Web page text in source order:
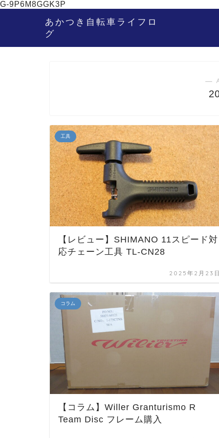
G-9P6M8GGK3P
あかつき自転車ライフロ
グ
―
工具
【レビュー】SHIMANO 11スピード対
応チェーン工具 TL-CN28
2025年2月23日
コラム
【コラム】Willer Granturismo R
Team Disc フレーム購入